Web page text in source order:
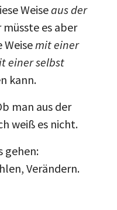
Weiseaus der
es aber
Weisemit einer
einer selbst
kann.
man aus der
weiß es nicht.
gehen:
Verändern.